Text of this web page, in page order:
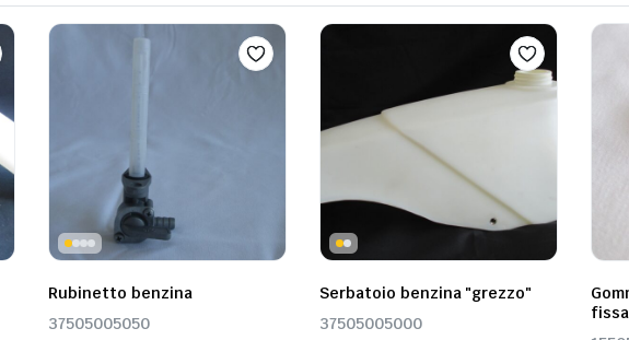
Rubinetto benzina
37505005050
Serbatoio benzina "grezzo"
37505005000